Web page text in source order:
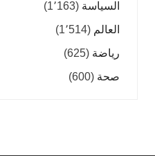
السياسة (1٬163)
العالم (1٬514)
رياضة (625)
صحة (600)